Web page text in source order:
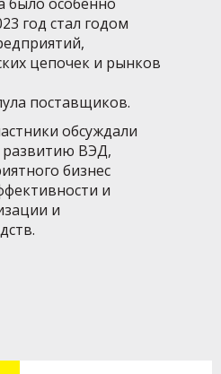
год стал годом
цепочек и рынков
поставщиков.
обсуждали
развитию ВЭД,
бизнес
и
и